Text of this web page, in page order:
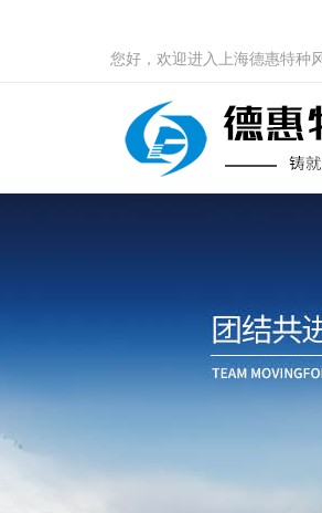
您好，欢迎进入上海德惠特种